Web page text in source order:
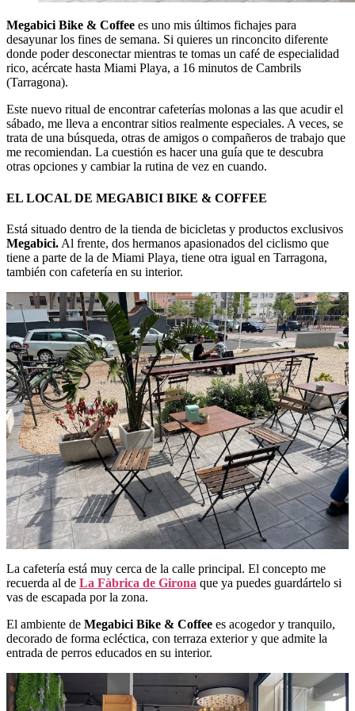
Megabici Bike & Coffee es uno mis últimos fichajes para
desayunar los fines de semana. Si quieres un rinconcito diferente
donde poder desconectar mientras te tomas un café de especialidad
rico, acércate hasta Miami Playa, a 16 minutos de Cambrils
(Tarragona).
Este nuevo ritual de encontrar cafeterías molonas a las que acudir el
sábado, me lleva a encontrar sitios realmente especiales. A veces, se
trata de una búsqueda, otras de amigos o compañeros de trabajo que
me recomiendan. La cuestión es hacer una guía que te descubra
otras opciones y cambiar la rutina de vez en cuando.
EL LOCAL DE MEGABICI BIKE & COFFEE
Está situado dentro de la tienda de bicicletas y productos exclusivos
Megabici. Al frente, dos hermanos apasionados del ciclismo que
tiene a parte de la de Miami Playa, tiene otra igual en Tarragona,
también con cafetería en su interior.
La cafetería está muy cerca de la calle principal. El concepto me
recuerda al de La Fàbrica de Girona que ya puedes guardártelo si
vas de escapada por la zona.
El ambiente de Megabici Bike & Coffee es acogedor y tranquilo,
decorado de forma ecléctica, con terraza exterior y que admite la
entrada de perros educados en su interior.